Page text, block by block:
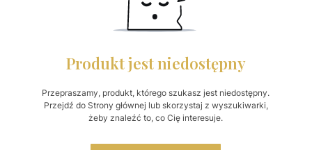
Produkt jest niedostępny
Przepraszamy, produkt, którego szukasz jest niedostępny.
Przejdź do Strony głównej lub skorzystaj z wyszukiwarki,
żeby znaleźć to, co Cię interesuje.